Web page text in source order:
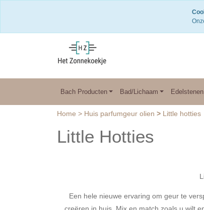
Bach Producten Bad/Lichaam Edelstenen
Home > Huis parfumgeur olien > Little hotties
Little Hotties
Een hele nieuwe ervaring om geur te